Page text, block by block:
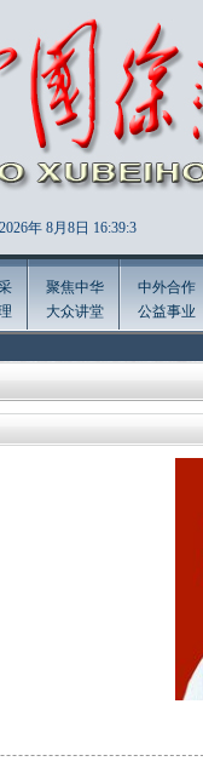
年 8月8日 16:39:5
聚焦中华
大众讲堂
中外合作
公益事业